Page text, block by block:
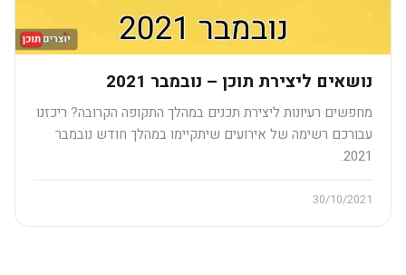
נושאים ליצירת תוכן – נובמבר 2021
מחפשים רעיונות ליצירת תכנים במהלך התקופה הקרובה? ריכזנו
עבורכם רשימה של אירועים שיתקיימו במהלך חודש נובמבר
2021.
30/10/2021